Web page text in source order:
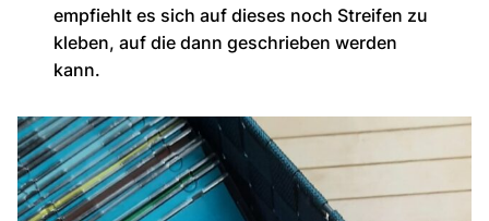
empfiehlt es sich auf dieses noch Streifen zu
kleben, auf die dann geschrieben werden
kann.